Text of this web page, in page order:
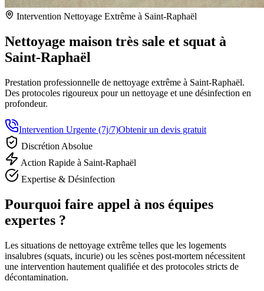
Intervention Nettoyage Extrême à Saint-Raphaël
Nettoyage maison très sale et squat à
Saint-Raphaël
Prestation professionnelle de nettoyage extrême à Saint-Raphaël.
Des protocoles rigoureux pour un nettoyage et une désinfection en
profondeur.
Intervention Urgente (7j/7)Obtenir un devis gratuit
Discrétion Absolue
Action Rapide à Saint-Raphaël
Expertise & Désinfection
Pourquoi faire appel à nos équipes
expertes ?
Les situations de nettoyage extrême telles que les logements
insalubres (squats, incurie) ou les scènes post-mortem nécessitent
une intervention hautement qualifiée et des protocoles stricts de
décontamination.